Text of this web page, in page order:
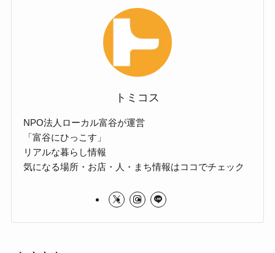
トミコス
NPO法人ローカル富谷が運営
「富谷にひっこす」
リアルな暮らし情報
気になる場所・お店・人・まち情報はココでチェック